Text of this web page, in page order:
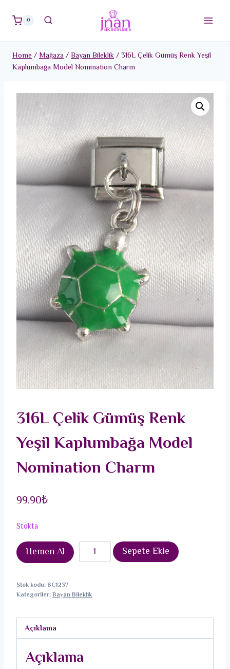
0
Home/Mağaza/Bayan Bileklik/316L Çelik Gümüş Renk Yeşil
Kaplumbağa Model Nomination Charm
316L Çelik Gümüş Renk
Yeşil Kaplumbağa Model
Nomination Charm
99.90₺
Stokta
Hemen Al
316L
Çelik
Renk
Kaplumbağa
Charm
Sepete Ekle
Stok kodu:BC1237
Kategoriler:Bayan Bileklik
Açıklama
Açıklama